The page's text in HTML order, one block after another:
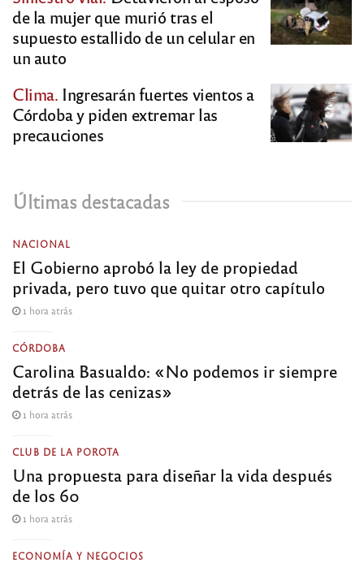
de la mujer que murió tras el
supuesto estallido de un celular en
un auto
Clima. Ingresarán fuertes vientos a
Córdoba y piden extremar las
precauciones
Últimas destacadas
NACIONAL
El Gobierno aprobó la ley de propiedad
privada, pero tuvo que quitar otro capítulo
1 hora atrás
CÓRDOBA
Carolina Basualdo: «No podemos ir siempre
detrás de las cenizas»
1 hora atrás
CLUB DE LA POROTA
Una propuesta para diseñar la vida después
de los 60
1 hora atrás
ECONOMÍA Y NEGOCIOS